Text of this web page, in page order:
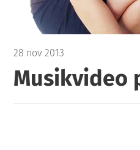
28 nov 2013
Musikvideo